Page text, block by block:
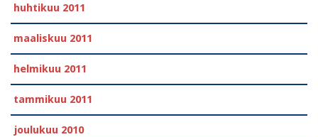
huhtikuu 2011
maaliskuu 2011
helmikuu 2011
tammikuu 2011
joulukuu 2010